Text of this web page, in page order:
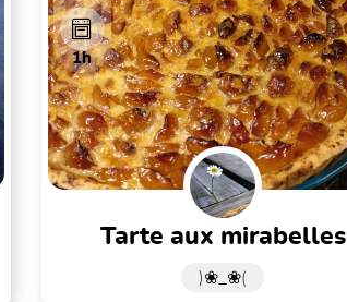
1h
tarte aux mirabelles
)❀_❀(